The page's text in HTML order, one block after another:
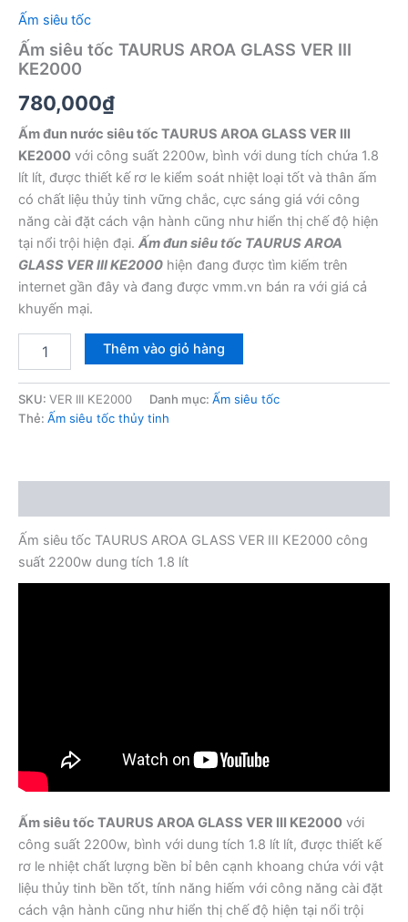
Ấm siêu tốc
Ấm siêu tốc TAURUS AROA GLASS VER III
KE2000
780,000₫
Ấm đun nước siêu tốc TAURUS AROA GLASS VER III
KE2000 với công suất 2200w, bình với dung tích chứa 1.8
lít lít, được thiết kế rơ le kiểm soát nhiệt loại tốt và thân ấm
có chất liệu thủy tinh vững chắc, cực sáng giá với công
năng cài đặt cách vận hành cũng như hiển thị chế độ hiện
tại nổi trội hiện đại. Ấm đun siêu tốc TAURUS AROA
GLASS VER III KE2000 hiện đang được tìm kiếm trên
internet gần đây và đang được vmm.vn bán ra với giá cả
khuyến mại.
TAURUS
AROA
Thêm vào giỏ hàng
SKU: VER III KE2000 Danh mục: Ấm siêu tốc
Thẻ: Ấm siêu tốc thủy tinh
Ấm siêu tốc TAURUS AROA GLASS VER III KE2000 công
suất 2200w dung tích 1.8 lít
Ấm siêu tốc TAURUS AROA GLASS VER III KE2000 với
công suất 2200w, bình với dung tích 1.8 lít lít, được thiết kế
rơ le nhiệt chất lượng bền bỉ bên cạnh khoang chứa với vật
liệu thủy tinh bền tốt, tính năng hiếm với công năng cài đặt
cách vận hành cũng như hiển thị chế độ hiện tại nổi trội